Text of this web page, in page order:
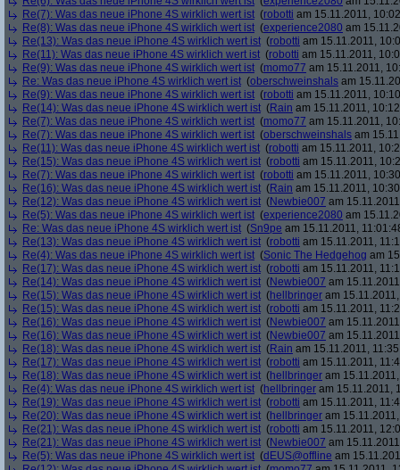
Re(7): Was das neue iPhone 4S wirklich wert ist (robotti am 15.11.2011,
Re(8): Was das neue iPhone 4S wirklich wert ist (experience2080 am
Re(13): Was das neue iPhone 4S wirklich wert ist (robotti am 15.11.2011,
Re(11): Was das neue iPhone 4S wirklich wert ist (robotti am 15.11.2011,
Re(9): Was das neue iPhone 4S wirklich wert ist (momo77 am 15.11.2011,
Re: Was das neue iPhone 4S wirklich wert ist (oberschweinshals am
Re(9): Was das neue iPhone 4S wirklich wert ist (robotti am 15.11.2011,
Re(14): Was das neue iPhone 4S wirklich wert ist (Rain am 15.11.2011,
Re(7): Was das neue iPhone 4S wirklich wert ist (momo77 am 15.11.2011,
Re(7): Was das neue iPhone 4S wirklich wert ist (oberschweinshals am
Re(11): Was das neue iPhone 4S wirklich wert ist (robotti am 15.11.2011,
Re(15): Was das neue iPhone 4S wirklich wert ist (robotti am 15.11.2011,
Re(7): Was das neue iPhone 4S wirklich wert ist (robotti am 15.11.2011,
Re(16): Was das neue iPhone 4S wirklich wert ist (Rain am 15.11.2011,
Re(12): Was das neue iPhone 4S wirklich wert ist (Newbie007 am
Re(5): Was das neue iPhone 4S wirklich wert ist (experience2080 am
Re: Was das neue iPhone 4S wirklich wert ist (Sn9pe am 15.11.2011,
Re(13): Was das neue iPhone 4S wirklich wert ist (robotti am 15.11.2011,
Re(4): Was das neue iPhone 4S wirklich wert ist (Sonic The Hedgehog am
Re(17): Was das neue iPhone 4S wirklich wert ist (robotti am 15.11.2011,
Re(14): Was das neue iPhone 4S wirklich wert ist (Newbie007 am
Re(15): Was das neue iPhone 4S wirklich wert ist (hellbringer am
Re(15): Was das neue iPhone 4S wirklich wert ist (robotti am 15.11.2011,
Re(16): Was das neue iPhone 4S wirklich wert ist (Newbie007 am
Re(16): Was das neue iPhone 4S wirklich wert ist (Newbie007 am
Re(18): Was das neue iPhone 4S wirklich wert ist (Rain am 15.11.2011,
Re(17): Was das neue iPhone 4S wirklich wert ist (robotti am 15.11.2011,
Re(18): Was das neue iPhone 4S wirklich wert ist (hellbringer am
Re(4): Was das neue iPhone 4S wirklich wert ist (hellbringer am 15.11.2011,
Re(19): Was das neue iPhone 4S wirklich wert ist (robotti am 15.11.2011,
Re(20): Was das neue iPhone 4S wirklich wert ist (hellbringer am
Re(21): Was das neue iPhone 4S wirklich wert ist (robotti am 15.11.2011,
Re(21): Was das neue iPhone 4S wirklich wert ist (Newbie007 am
Re(5): Was das neue iPhone 4S wirklich wert ist (dEUS@offline am